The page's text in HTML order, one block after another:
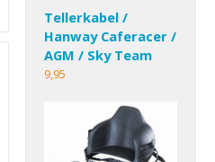
Tellerkabel /
Hanway Caferacer /
AGM / Sky Team
9,95